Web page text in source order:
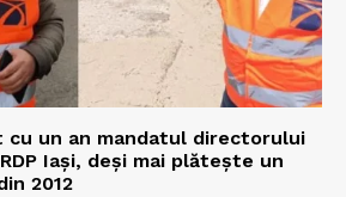
cu un an mandatul directorului
Iași, deși mai plătește un
2012